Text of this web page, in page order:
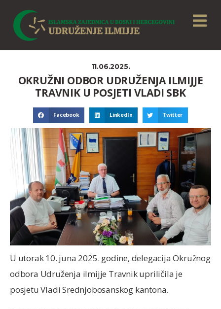
11.06.2025.
OKRUŽNI ODBOR UDRUŽENJA ILMIJJE
TRAVNIK U POSJETI VLADI SBK
Facebook LinkedIn Twitter
U utorak 10. juna 2025. godine, delegacija Okružnog
odbora Udruženja ilmijje Travnik upriličila je
posjetu Vladi Srednjobosanskog kantona.